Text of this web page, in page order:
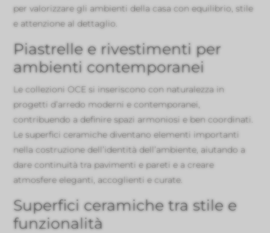
per valorizzare gli ambienti della casa con equilibrio, stile
e attenzione al dettaglio.
Piastrelle e rivestimenti per
ambienti contemporanei
Le collezioni OCE si inseriscono con naturalezza in
progetti d’arredo moderni e contemporanei,
contribuendo a definire spazi armoniosi e ben coordinati.
Le superfici ceramiche diventano elementi importanti
nella costruzione dell’identità dell’ambiente, aiutando a
dare continuità tra pavimenti e pareti e a creare
atmosfere eleganti, accoglienti e curate.
Superfici ceramiche tra stile e
funzionalità